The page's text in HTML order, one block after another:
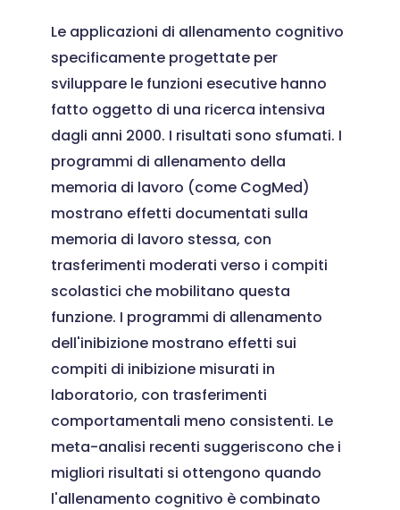
Le applicazioni di allenamento cognitivo
specificamente progettate per
sviluppare le funzioni esecutive hanno
fatto oggetto di una ricerca intensiva
dagli anni 2000. I risultati sono sfumati. I
programmi di allenamento della
memoria di lavoro (come CogMed)
mostrano effetti documentati sulla
memoria di lavoro stessa, con
trasferimenti moderati verso i compiti
scolastici che mobilitano questa
funzione. I programmi di allenamento
dell'inibizione mostrano effetti sui
compiti di inibizione misurati in
laboratorio, con trasferimenti
comportamentali meno consistenti. Le
meta-analisi recenti suggeriscono che i
migliori risultati si ottengono quando
l'allenamento cognitivo è combinato